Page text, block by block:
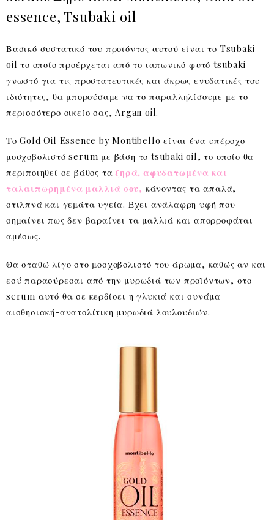
essence, Tsubaki oil
Βασικό συστατικό του προϊόντος αυτού είναι το Tsubaki
oil το οποίο προέρχεται από το ιαπωνικό φυτό tsubaki
γνωστό για τις προστατευτικές και άκρως ενυδατικές του
ιδιότητες, θα μπορούσαμε να το παραλληλίσουμε με το
περισσότερο οικείο σας, Argan oil.
Το Gold Oil Essence by Montibello είναι ένα υπέροχο
μοσχοβολιστό serum με βάση το tsubaki oil, το οποίο θα
περιποιηθεί σε βάθος τα ξηρά, αφυδατωμένα και
ταλαιπωρημένα μαλλιά σου, κάνοντας τα απαλά,
στιλπνά και γεμάτα υγεία. Έχει ανάλαφρη υφή που
σημαίνει πως δεν βαραίνει τα μαλλιά και απορροφάται
αμέσως.
Θα σταθώ λίγο στο μοσχοβολιστό του άρωμα, καθώς αν και
εσύ παρασύρεσαι από την μυρωδιά των προϊόντων, στο
serum αυτό θα σε κερδίσει η γλυκιά και συνάμα
αισθησιακή-ανατολίτικη μυρωδιά λουλουδιών.